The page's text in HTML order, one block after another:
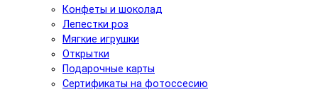
Конфеты и шоколад
Лепестки роз
Мягкие игрушки
Открытки
Подарочные карты
Сертификаты на фотоссесию